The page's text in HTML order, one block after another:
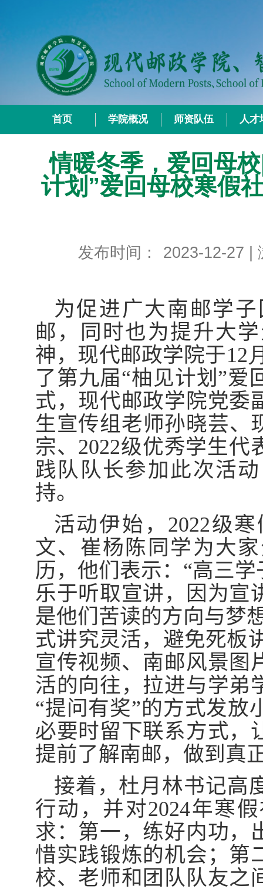
首页 学院概况 师资队伍 人才
情暖冬季，爱回母
计划”爱回母校寒假
发布时间： 2023-12-27
为促进广大南邮学子
邮，同时也为提升大
神 ， 现代邮政学院于12
了第九届“柚见计划”爱
式 ， 现代邮政学院党委
生宣传组老师孙晓芸、
宗、 2022级优秀学生代
践队队长参加此次活
持。
活动伊始， 2022级
文、 崔杨陈 同学为大
历，他们表示：“高三
乐于听取宣讲，因为宣
是他们苦读的方向与梦
式讲究灵活，避免死板
宣传视频、 南邮风景图
活的向往，拉进与学弟
“提问有奖”的方式发放
必要时留下联系方式，
提前了解南邮 ， 做到真
接着，杜月林书记高
行动，并对2024年寒
求：第一，练好内功，
惜实践锻炼的机会；第
校、老师和团队队友之